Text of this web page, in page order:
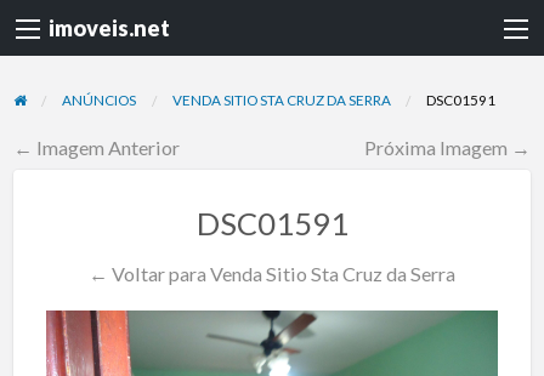
imoveis.net
ANÚNCIOS VENDA SITIO STA CRUZ DA SERRA DSC01591
← Imagem Anterior Próxima Imagem →
DSC01591
← Voltar para Venda Sitio Sta Cruz da Serra